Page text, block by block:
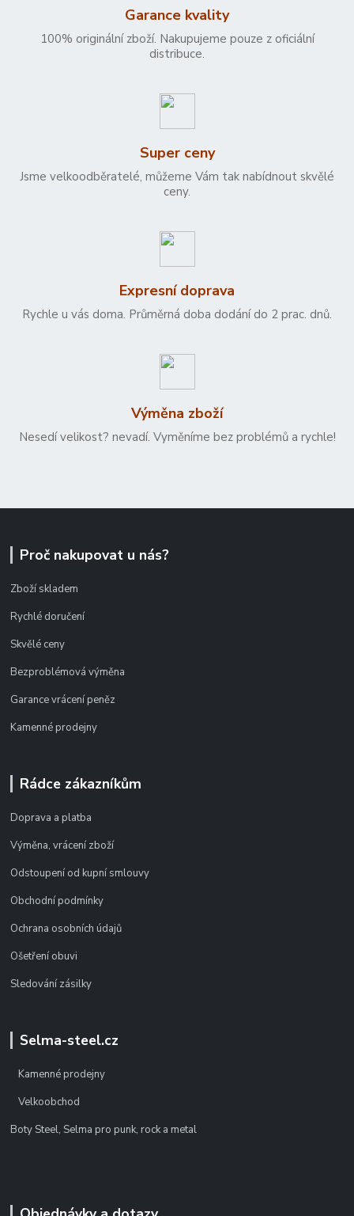
Garance kvality
100% originální zboží. Nakupujeme pouze z oficiální
distribuce.
Super ceny
Jsme velkoodběratelé, můžeme Vám tak nabídnout skvělé
ceny.
Expresní doprava
Rychle u vás doma. Průměrná doba dodání do 2 prac. dnů.
Výměna zboží
Nesedí velikost? nevadí. Vyměníme bez problémů a rychle!
Proč nakupovat u nás?
Zboží skladem
Rychlé doručení
Skvělé ceny
Bezproblémová výměna
Garance vrácení peněz
Kamenné prodejny
Rádce zákazníkům
Doprava a platba
Výměna, vrácení zboží
Odstoupení od kupní smlouvy
Obchodní podmínky
Ochrana osobních údajů
Ošetření obuvi
Sledování zásilky
Selma-steel.cz
Kamenné prodejny
Velkoobchod
Boty Steel, Selma pro punk, rock a metal